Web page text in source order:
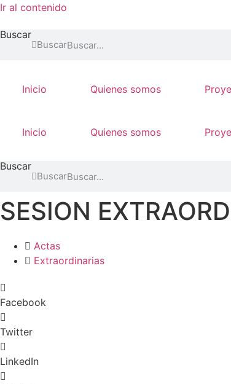
Ir al contenido
Buscar
Buscar
Inicio Quienes somos
Inicio Quienes somos
Buscar
Buscar
SESION
Actas
Extraordinarias
Facebook
Twitter
LinkedIn